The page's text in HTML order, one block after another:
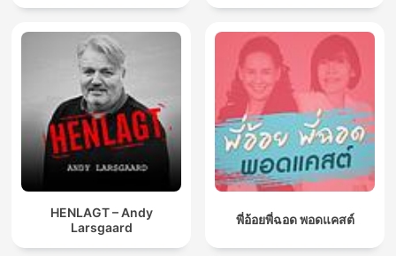
HENLAGT – Andy
Larsgaard
พี่อ้อยพี่ฉอด พอดแคสต์